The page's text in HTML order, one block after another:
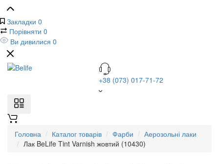
Закладки 0
Порівняти 0
Ви дивилися 0
+38 (073) 017-71-72
Головна Каталог товарів Фарби
Аерозольні лаки
Лак BeLife Tint Varnish жовтий (10430)